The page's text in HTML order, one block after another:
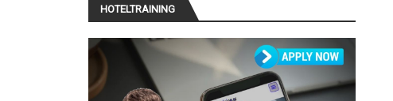
HOTELTRAINING